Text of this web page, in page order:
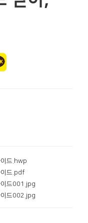
드.hwp
드.pdf
드001.jpg
드002.jpg